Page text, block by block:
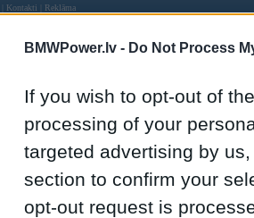
BMWPower.lv - Do Not Process
If you wish to opt-out of
processing of your
targeted advertising by
section to confirm your
opt-out request is
Kontakti Reklāma